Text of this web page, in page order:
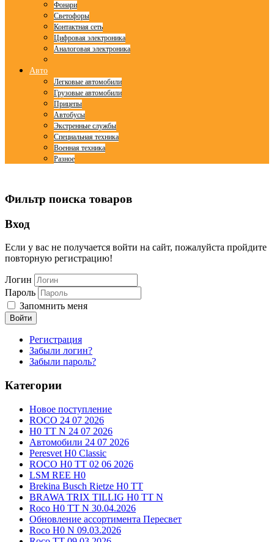
Фонари
Светофоры
Контактная сеть
Цифровая электроника
Аналоговая электроника
Авто
Легковые автомобили
Грузовые автомобили
Прицепы
Автобусы
Экстренные службы
Специальная техника
Военная техника
Разное
Фильтр поиска товаров
Вход
Если у вас не получается войти на сайт, пожалуйста пройдите
повторную регистрацию!
Логин
Пароль
Запомнить меня
Войти
Регистрация
Забыли логин?
Забыли пароль?
Категории
Новое поступление
ROCO 24 07 2026
H0 TT N 24 07 2026
Автомобили 24 07 2026
Peresvet H0 Classic
ROCO H0 TT 02 06 2026
LSM REE H0
Brekina Busch Rietze H0 TT
BRAWA TRIX TILLIG H0 TT N
Roco H0 TT N 30.04.2026
Обновление ассортимента Пересвет
Roco H0 N 09.03.2026